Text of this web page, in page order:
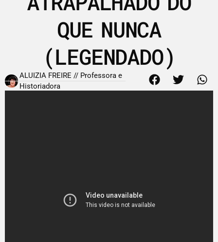
QUE NUNCA
(LEGENDADO)
ALUIZIA FREIRE // Professora e
Historiadora